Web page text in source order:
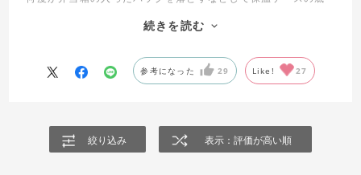
ご飯を食べる事が出来ました。
すが、今も販売されている事を鑑みるに根強い人気があるのだ
と思います。
続きを読む
参考になった 29 Like! 27
絞り込み 表示：評価が高い順